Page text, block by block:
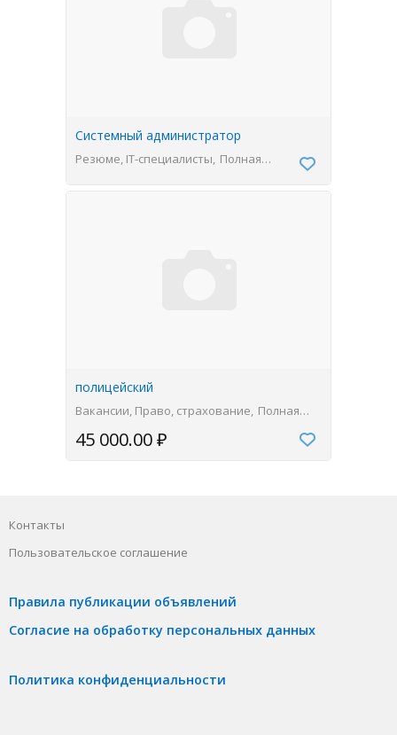
Системный администратор
Резюме, IT-специалисты Полная
полицейский
Вакансии, Право, страхование Полная
45 000.00 ₽
Контакты
Пользовательское соглашение
Правила публикации объявлений
Согласие на обработку персональных данных
Политика конфиденциальности